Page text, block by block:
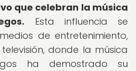
que celebran la música
Esta influencia se
de entretenimiento,
donde la música
ha demostrado su